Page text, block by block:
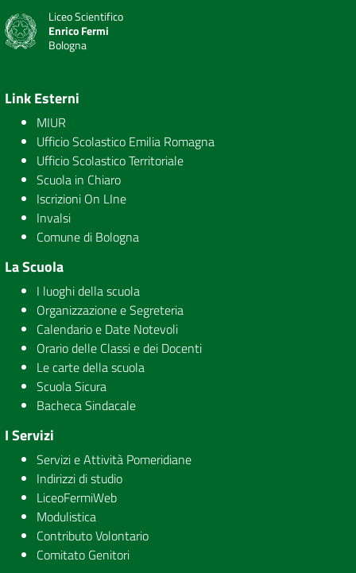
Liceo Scientifico
Enrico Fermi
Bologna
Link Esterni
MIUR
Ufficio Scolastico Emilia Romagna
Ufficio Scolastico Territoriale
Scuola in Chiaro
Iscrizioni On LIne
Invalsi
Comune di Bologna
La Scuola
I luoghi della scuola
Organizzazione e Segreteria
Calendario e Date Notevoli
Orario delle Classi e dei Docenti
Le carte della scuola
Scuola Sicura
Bacheca Sindacale
I Servizi
Servizi e Attività Pomeridiane
Indirizzi di studio
LiceoFermiWeb
Modulistica
Contributo Volontario
Comitato Genitori